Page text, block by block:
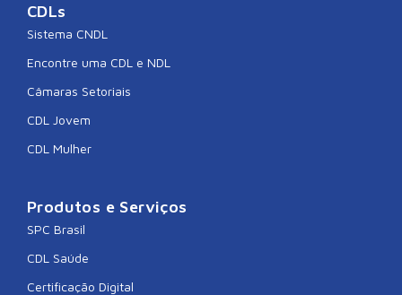
CDLs
Sistema CNDL
Encontre uma CDL e NDL
Câmaras Setoriais
CDL Jovem
CDL Mulher
Produtos e Serviços
SPC Brasil
CDL Saúde
Certificação Digital